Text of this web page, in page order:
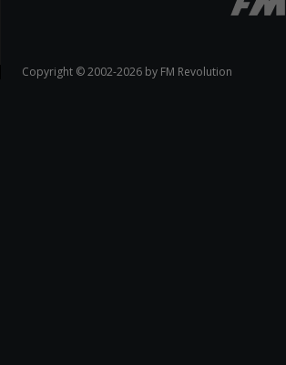
Copyright © 2002-2026 by FM Revolution